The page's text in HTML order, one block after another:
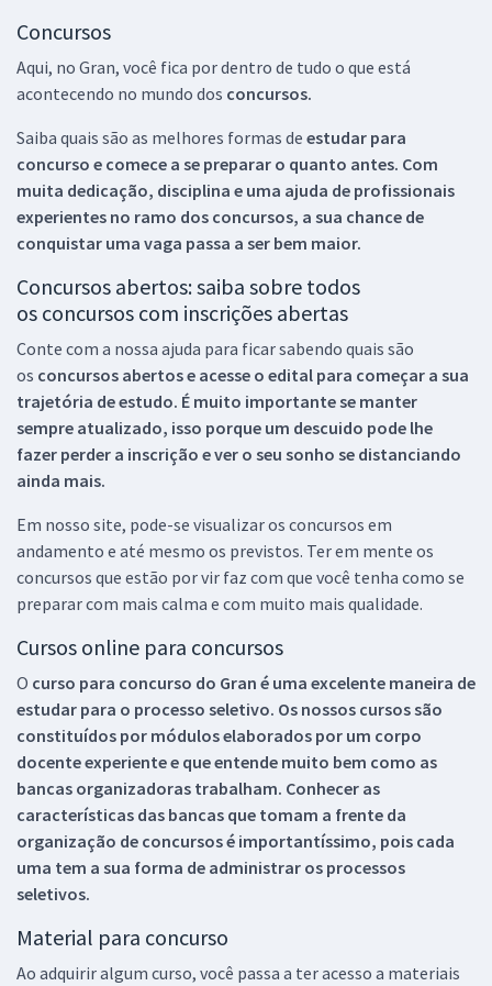
Concursos
Aqui, no Gran, você fica por dentro de tudo o que está
acontecendo no mundo dos concursos.
Saiba quais são as melhores formas de estudar para
concurso e comece a se preparar o quanto antes. Com
muita dedicação, disciplina e uma ajuda de profissionais
experientes no ramo dos concursos, a sua chance de
conquistar uma vaga passa a ser bem maior.
Concursos abertos: saiba sobre todos
os concursos com inscrições abertas
Conte com a nossa ajuda para ficar sabendo quais são
os concursos abertos e acesse o edital para começar a sua
trajetória de estudo. É muito importante se manter
sempre atualizado, isso porque um descuido pode lhe
fazer perder a inscrição e ver o seu sonho se distanciando
ainda mais.
Em nosso site, pode-se visualizar os concursos em
andamento e até mesmo os previstos. Ter em mente os
concursos que estão por vir faz com que você tenha como se
preparar com mais calma e com muito mais qualidade.
Cursos online para concursos
O curso para concurso do Gran é uma excelente maneira de
estudar para o processo seletivo. Os nossos cursos são
constituídos por módulos elaborados por um corpo
docente experiente e que entende muito bem como as
bancas organizadoras trabalham. Conhecer as
características das bancas que tomam a frente da
organização de concursos é importantíssimo, pois cada
uma tem a sua forma de administrar os processos
seletivos.
Material para concurso
Ao adquirir algum curso, você passa a ter acesso a materiais